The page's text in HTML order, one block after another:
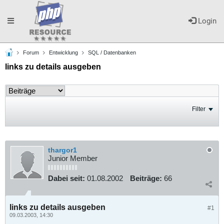
Login
Toggle
navigation
Forum Entwicklung SQL / Datenbanken
links zu details ausgeben
Filter
thargor1
Junior Member
Dabei seit: 01.08.2002 Beiträge: 66
#1
links zu details ausgeben
09.03.2003, 14:30